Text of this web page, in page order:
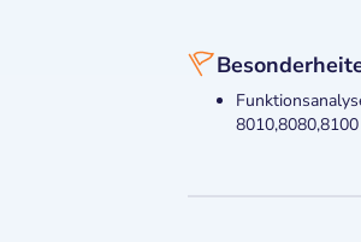
8010,8080,8100